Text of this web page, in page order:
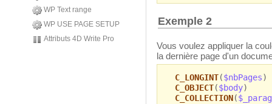
WP Text range
WP USE PAGE SETUP
Attributs 4D Write Pro
Exemple 2
Vous voulez appliquer la
la dernière page d'un
C_LONGINT($nbPages)
C_OBJECT($body)
C_COLLECTION(